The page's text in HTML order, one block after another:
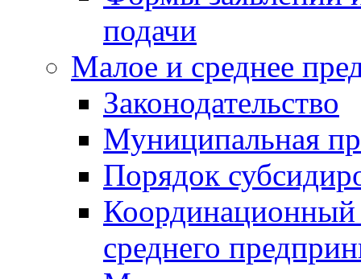
подачи
Малое и среднее
Законодательство
Муниципальная
Порядок
Координационный
среднего